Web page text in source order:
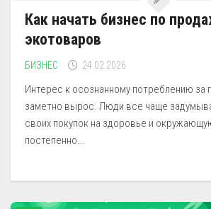
Как начать бизнес по
экотоваров
БИЗНЕС 24.02.2026
Интерес к осознанному потреблению за
заметно вырос. Люди все чаще
своих покупок на здоровье и
постепенно...